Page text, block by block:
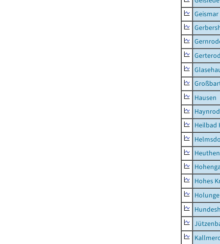
Geismar
Hausen
Heilbad
Heuthen
Hohes